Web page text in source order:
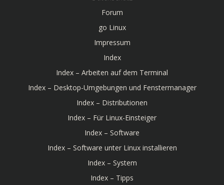
Forum
go Linux
Impressum
Index
Index – Arbeiten auf dem Terminal
Index – Desktop-Umgebungen und Fenstermanager
Index – Distributionen
Index – Für Linux-Einsteiger
Index – Software
Index – Software unter Linux installieren
Index – System
Index – Tipps